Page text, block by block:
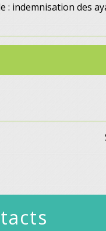
: indemnisation des